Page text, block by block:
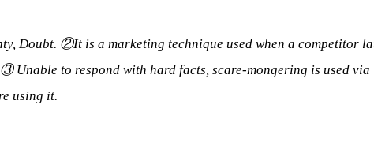
Doubt. ②It is a marketing technique used when a competitor
Unable to respond with hard facts, scare-mongering is used
using it.